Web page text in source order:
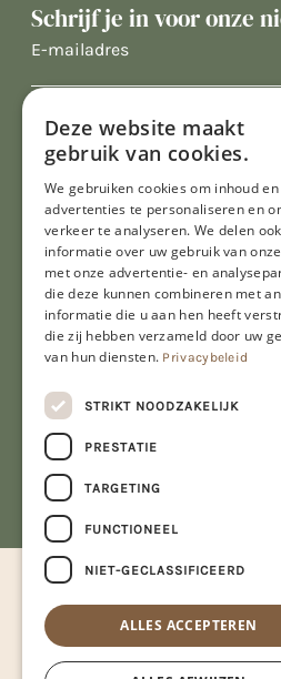
Schrijf je in voor onze
E-
Al onze prijzen
© Copyright 2026 Limburgs
website
Deze website maakt
gebruik van cookies.
We gebruiken cookies om inhoud en
advertenties te personaliseren en
verkeer te analyseren. We delen ook
informatie over uw gebruik van
met onze advertentie- en
die deze kunnen combineren met
informatie die u aan hen heeft
die zij hebben verzameld door uw
van hun diensten. Privacybeleid
STRIKT NOODZAKELIJK
PRESTATIE
TARGETING
FUNCTIONEEL
NIET-GECLASSIFICEERD
ALLES ACCEPTEREN